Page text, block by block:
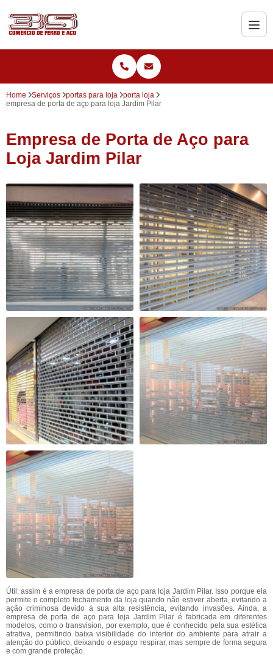
Home Serviços portas para loja
porta loja
empresa de porta de aço para loja Jardim Pilar
Empresa de Porta de Aço para
Loja Jardim Pilar
Útil: assim é a empresa de porta de aço para loja Jardim Pilar. Isso porque ela
permite o completo fechamento da loja quando não estiver aberta, evitando a
ação criminosa devido à sua alta resistência, evitando invasões. Ainda, a
empresa de porta de aço para loja Jardim Pilar é fabricada em diferentes
modelos, como o transvision, por exemplo, que é conhecido pela sua estética
atrativa, permitindo baixa visibilidade do interior do ambiente para atrair a
atenção do público, deixando o espaço respirar, mas sempre de forma segura
e com grande proteção.